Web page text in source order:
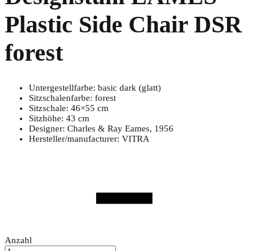
Plastic Side Chair DSR
forest
Untergestellfarbe: basic dark (glatt)
Sitzschalenfarbe: forest
Sitzschale: 46×55 cm
Sitzhöhe: 43 cm
Designer: Charles & Ray Eames, 1956
Hersteller/manufacturer: VITRA
Anzahl